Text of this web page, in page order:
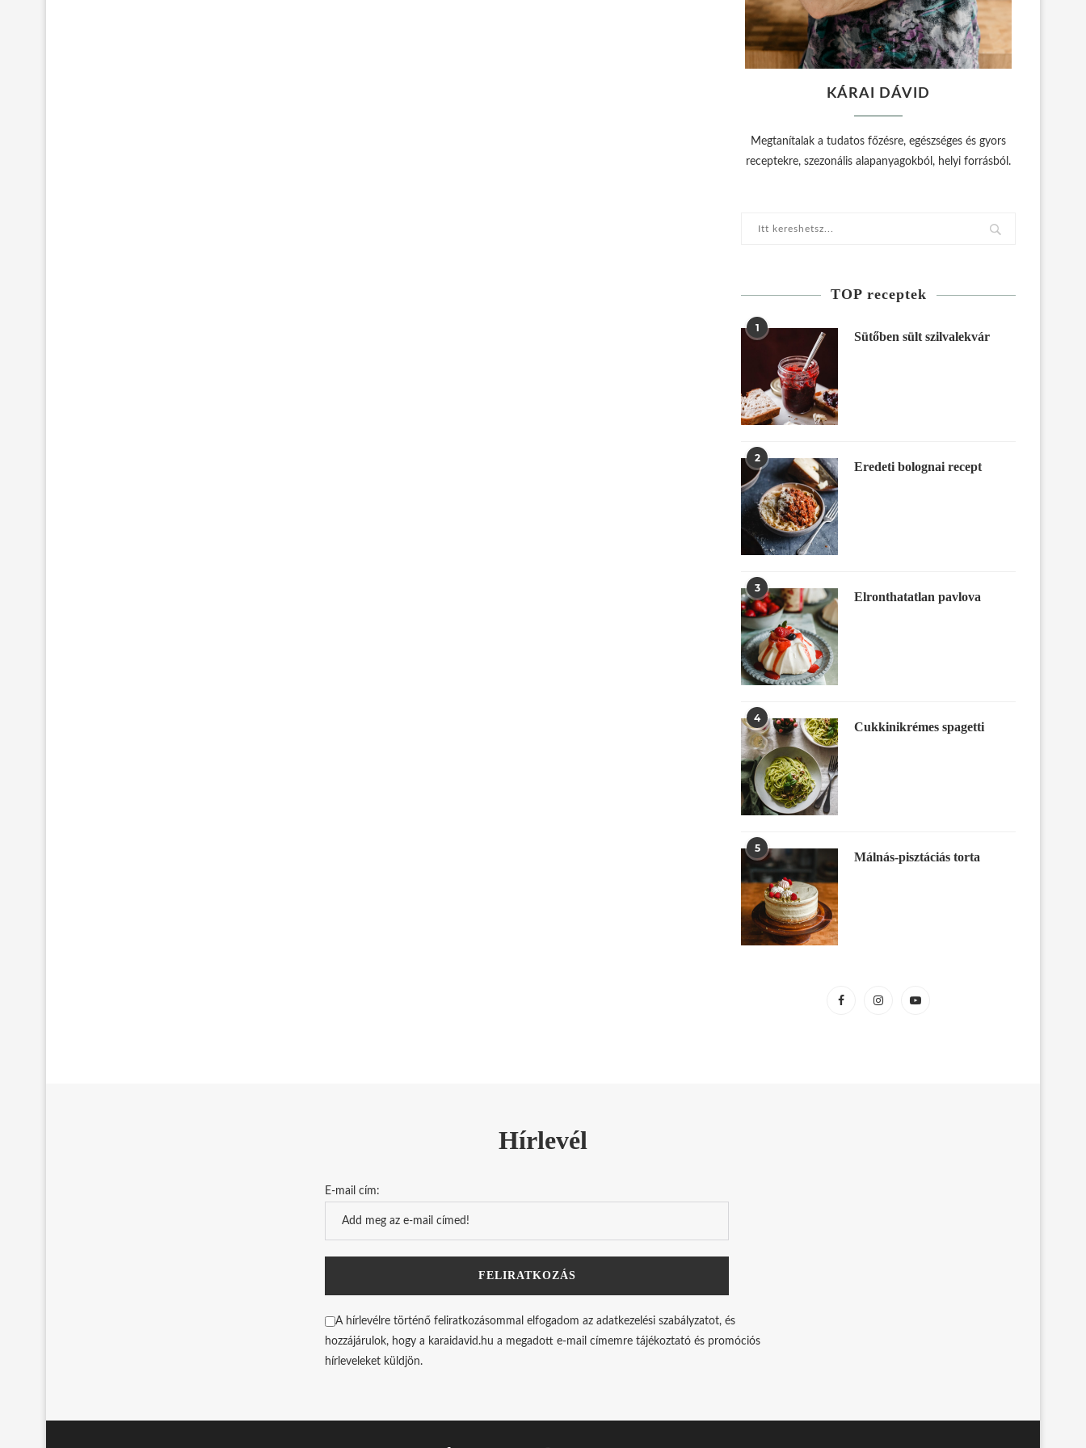
KÁRAI DÁVID
Megtanítalak a tudatos főzésre, egészséges és gyors
receptekre, szezonális alapanyagokból, helyi forrásból.
TOP receptek
1
Sütőben sült szilvalekvár
2
Eredeti bolognai recept
3
Elronthatatlan pavlova
4
Cukkinikrémes spagetti
5
Málnás-pisztáciás torta
Hírlevél
E-mail cím:
A hírlevélre történő feliratkozásommal elfogadom az adatkezelési szabályzatot, és
hozzájárulok, hogy a karaidavid.hu a megadott e-mail címemre tájékoztató és promóciós
hírleveleket küldjön.